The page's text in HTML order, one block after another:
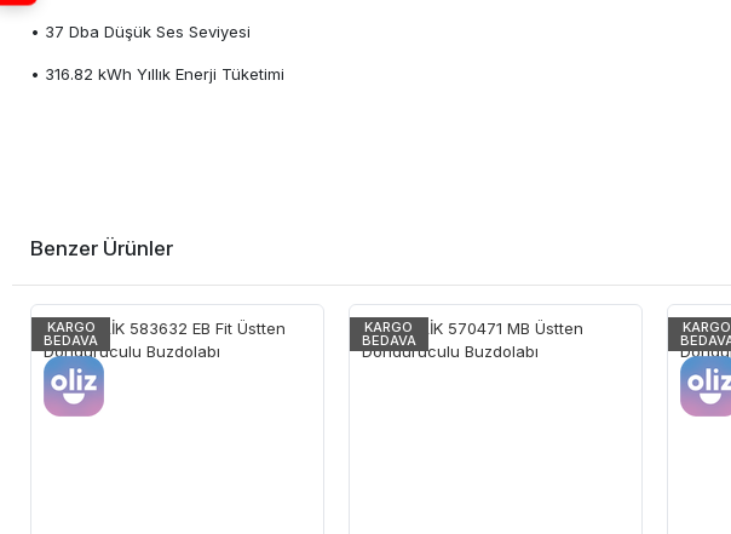
• 37 Dba Düşük Ses Seviyesi
• 316.82 kWh Yıllık Enerji Tüketimi
Benzer Ürünler
KARGO
BEDAVA
KARGO
BEDAVA
KARGO